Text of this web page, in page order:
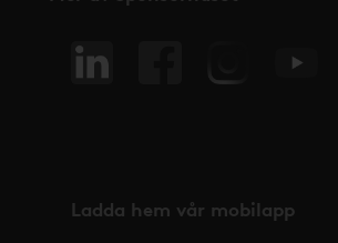
Ladda hem vår mobilapp